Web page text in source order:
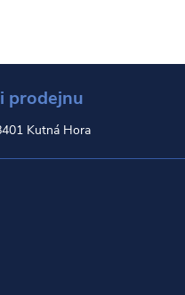
prodejnu
Kutná Hora